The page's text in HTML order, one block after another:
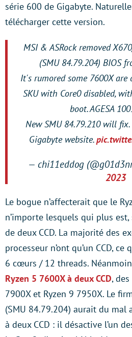
série 600 de Gigabyte.
télécharger cette version.
MSI & ASRock removed
(SMU 84.79.204) BIOS
It's rumored some 7600X are
SKU with Core0 disabled,
boot. AGESA
New SMU 84.79.210 will
Gigabyte website.
— chi11eddog
2023
Le bogue n’affecterait que le
n’importe lesquels qui plus
de deux CCD. La majorité des
processeur n’ont qu’un CCD,
6 cœurs / 12 threads.
Ryzen 5 7600X à deux CCD,
7900X et Ryzen 9 7950X. Le
(SMU 84.79.204) aurait du mal
à deux CCD : il désactive l’un